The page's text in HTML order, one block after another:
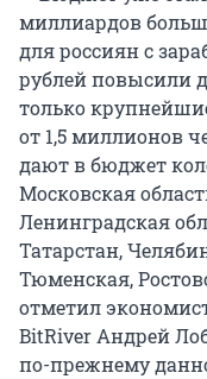
миллиардов
для россиян с
рублей повысили
только
от 1,5 миллионов
дают в бюджет
Московская
Ленинградская
Татарстан,
Тюменская,
отметил
BitRiver Андрей
по-прежнему